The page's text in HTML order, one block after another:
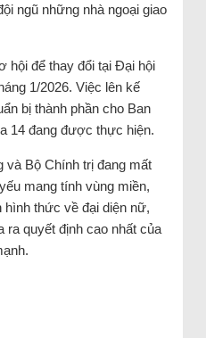
ngũ những nhà ngoại giao
hội để thay đổi tại Đại hội
1/2026. Việc lên kế
bị thành phần cho Ban
14 đang được thực hiện.
và Bộ Chính trị đang mất
mang tính vùng miền,
thức về đại diện nữ,
ra quyết định cao nhất của